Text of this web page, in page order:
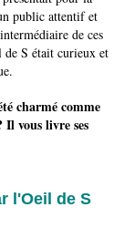
public attentif et
de ces
de S était curieux et
charmé comme
Il vous livre ses
l'Oeil de S